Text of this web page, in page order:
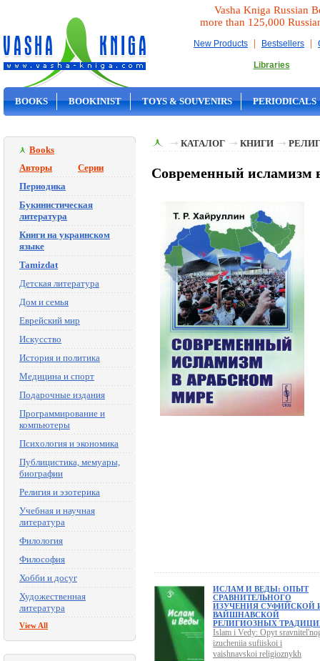
Vasha Kniga Russian
more than 125,000
New Products | Bestsellers |
Libraries
BOOKS BOOKINIST TOYS & SOUVENIRS PERIODICALS
Books
Авторы
Серии
Периодика
Букинистическая
литература
Книги на украинском
языке
Tamizdat
Детская литература
Дом и семья
Еврейский мир
Искусство
История и политика
Медицина и спорт
Подарочные издания
Программирование и
компьютеры
Психология и экономика
Публицистика, мемуары,
биографии
Религия и эзотерика
Учебная и научная
литература
Филология
Философия
Хобби и досуг
Художественная
литература
View All
КАТАЛОГ КНИГИ
Современный исламизм
ИСЛАМ И ВЕДЫ: ОПЫТ
СРАВНИТЕЛЬНОГО
ИЗУЧЕНИЯ СУФИЙСКОЙ
ВАЙШНАВСКОЙ
РЕЛИГИОЗНЫХ
Islam i Vedy: Opyt
izucheniia sufiiskoi i
vaishnavskoi religioznykh